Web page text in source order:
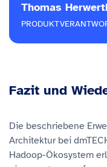
Thomas
Fazit und
Die beschriebene
Architektur bei
Hadoop-Ökosystem